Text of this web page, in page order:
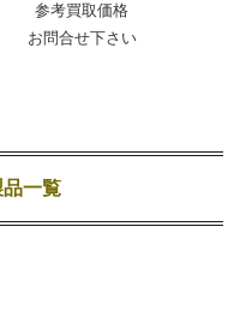
参考買取価格
お問合せ下さい
一覧